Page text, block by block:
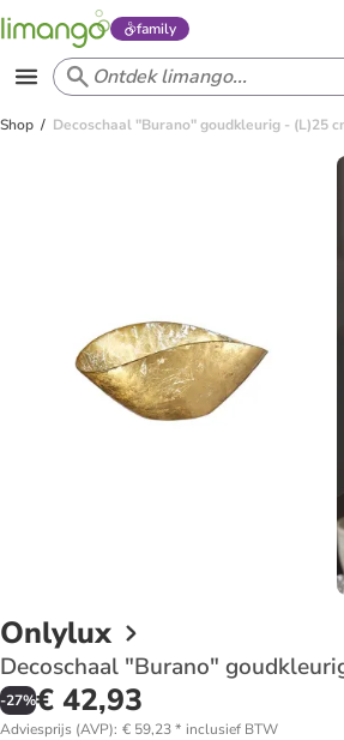
family
Shop Decoschaal "Burano" goudkleurig - (L)25
Onlylux
Decoschaal "Burano"
-27%€ 42,93
Adviesprijs (AVP): € 59,23* inclusief BTW